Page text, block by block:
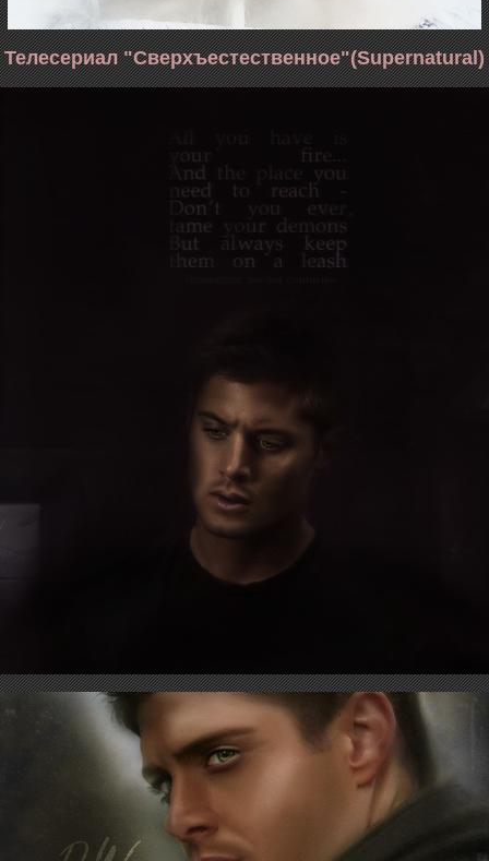
Телесериал "Сверхъестественное"(Supernatural)